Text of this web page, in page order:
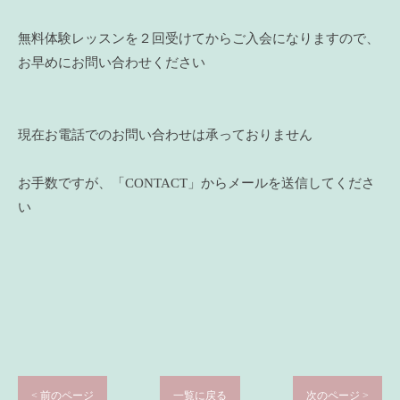
無料体験レッスンを２回受けてからご入会になりますので、
お早めにお問い合わせください
現在お電話でのお問い合わせは承っておりません
お手数ですが、「CONTACT」からメールを送信してくださ
い
< 前のページ 一覧に戻る 次のページ >